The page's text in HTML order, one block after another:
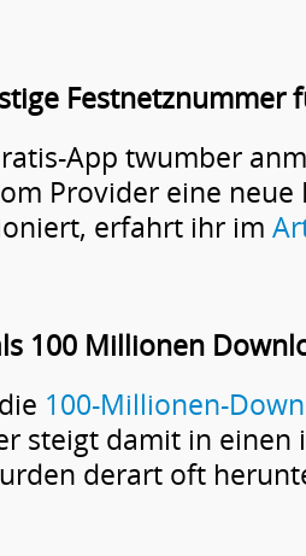
Festnetznummer
App twumber
Provider eine neue
erfahrt ihr im
100 Millionen
100-Millionen-
steigt damit in einen
derart oft